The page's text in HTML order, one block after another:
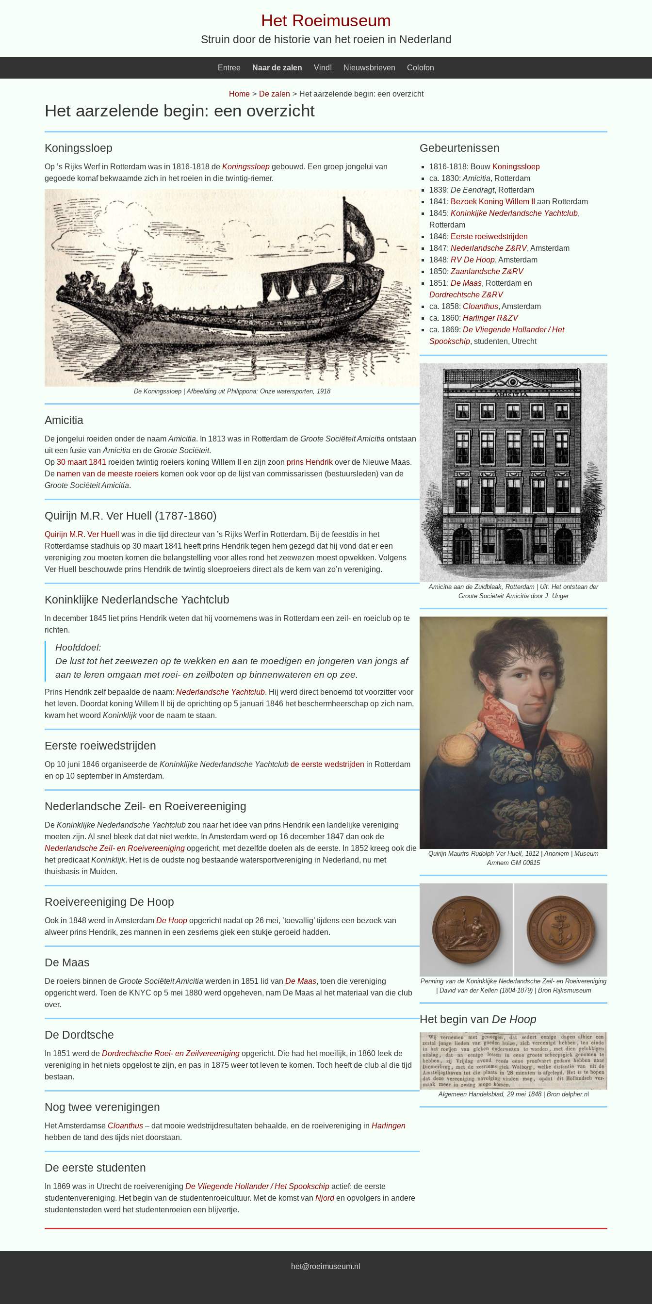
Het Roeimuseum
Struin door de historie van het roeien in Nederland
Entree Naar de zalen Vind! Nieuwsbrieven Colofon
Home > De zalen > Het aarzelende begin: een overzicht
Het aarzelende begin: een overzicht
Koningssloep
Op ’s Rijks Werf in Rotterdam was in 1816-1818 de Koningssloep gebouwd. Een groep jongelui van
gegoede komaf bekwaamde zich in het roeien in die twintig-riemer.
De Koningssloep | Afbeelding uit Philippona: Onze watersporten, 1918
Amicitia
De jongelui roeiden onder de naam Amicitia. In 1813 was in Rotterdam de Groote Sociëteit Amicitia ontstaan
uit een fusie van Amicitia en de Groote Sociëteit.
Op 30 maart 1841 roeiden twintig roeiers koning Willem II en zijn zoon prins Hendrik over de Nieuwe Maas.
De namen van de meeste roeiers komen ook voor op de lijst van commissarissen (bestuursleden) van de
Groote Sociëteit Amicitia.
Quirijn M.R. Ver Huell (1787-1860)
Quirijn M.R. Ver Huell
was in die tijd directeur van ’s Rijks Werf in Rotterdam. Bij de feestdis in het
Rotterdamse stadhuis op 30 maart 1841 heeft prins Hendrik tegen hem gezegd dat hij vond dat er een
vereniging zou moeten komen die belangstelling voor alles rond het zeewezen moest opwekken. Volgens
Ver Huell beschouwde prins Hendrik de twintig sloeproeiers direct als de kern van zo’n vereniging.
Koninklijke Nederlandsche Yachtclub
In december 1845 liet prins Hendrik weten dat hij voornemens was in Rotterdam een zeil- en roeiclub op te
richten.
Hoofddoel:
De lust tot het zeewezen op te wekken en aan te moedigen en jongeren van jongs af
aan te leren omgaan met roei- en zeilboten op binnenwateren en op zee.
Prins Hendrik zelf bepaalde de naam: Nederlandsche Yachtclub. Hij werd direct benoemd tot voorzitter voor
het leven. Doordat koning Willem II bij de oprichting op 5 januari 1846 het beschermheerschap op zich nam,
kwam het woord Koninklijkvoor de naam te staan.
Eerste roeiwedstrijden
Op 10 juni 1846 organiseerde de Koninklijke Nederlandsche Yachtclub de eerste wedstrijden in Rotterdam
en op 10 september in Amsterdam.
Nederlandsche Zeil- en Roeivereeniging
De Koninklijke Nederlandsche Yachtclub zou naar het idee van prins Hendrik een landelijke vereniging
moeten zijn. Al snel bleek dat dat niet werkte. In Amsterdam werd op 16 december 1847 dan ook de
Nederlandsche Zeil- en Roeivereeniging opgericht, met dezelfde doelen als de eerste. In 1852 kreeg ook die
het predicaatKoninklijk. Het is de oudste nog bestaande watersportvereniging in Nederland, nu met
thuisbasis in Muiden.
Roeivereeniging De Hoop
Ook in 1848 werd in Amsterdam De Hoop opgericht nadat op 26 mei, ’toevallig’ tijdens een bezoek van
alweer prins Hendrik, zes mannen in een zesriems giek een stukje geroeid hadden.
De Maas
De roeiers binnen de Groote Sociëteit Amicitia werden in 1851 lid van De Maas, toen die vereniging
opgericht werd. Toen de KNYC op 5 mei 1880 werd opgeheven, nam De Maas al het materiaal van die club
over.
De Dordtsche
In 1851 werd de Dordrechtsche Roei- en Zeilvereeniging opgericht. Die had het moeilijk, in 1860 leek de
vereniging in het niets opgelost te zijn, en pas in 1875 weer tot leven te komen. Toch heeft de club al die tijd
bestaan.
Nog twee verenigingen
Het Amsterdamse Cloanthus – dat mooie wedstrijdresultaten behaalde, en de roeivereniging in Harlingen
hebben de tand des tijds niet doorstaan.
De eerste studenten
In 1869 was in Utrecht de roeivereniging De Vliegende Hollander / Het Spookschip actief: de eerste
studentenvereniging. Het begin van de studentenroeicultuur. Met de komst van Njorden opvolgers in andere
studentensteden werd het studentenroeien een blijvertje.
Gebeurtenissen
1816-1818: Bouw Koningssloep
ca. 1830:Amicitia, Rotterdam
1839:De Eendragt, Rotterdam
1841: Bezoek Koning Willem II
aan Rotterdam
1845:Koninkijke Nederlandsche Yachtclub,
Rotterdam
1846: Eerste roeiwedstrijden
1847:Nederlandsche Z&RV, Amsterdam
1848:RV De Hoop, Amsterdam
1850:Zaanlandsche Z&RV
1851:De Maas, Rotterdam en
Dordrechtsche Z&RV
ca. 1858: Cloanthus, Amsterdam
ca. 1860:Harlinger R&ZV
ca. 1869:De Vliegende Hollander / Het
Spookschip, studenten, Utrecht
Amicitia aan de Zuidblaak, Rotterdam | Uit: Het ontstaan der
Groote Sociëteit Amicitia door J. Unger
Quirijn Maurits Rudolph Ver Huell, 1812 | Anoniem | Museum
Arnhem GM 00815
Penning van de Koninklijke Nederlandsche Zeil- en Roeivereniging
| David van der Kellen (1804-1879) | Bron Rijksmuseum
Het begin van De Hoop
Algemeen Handelsblad, 29 mei 1848 | Bron delpher.nl
het@roeimuseum.nl